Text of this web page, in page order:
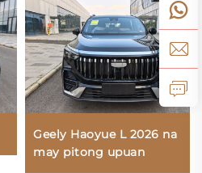
Geely Haoyue L 2026 na
may pitong upuan